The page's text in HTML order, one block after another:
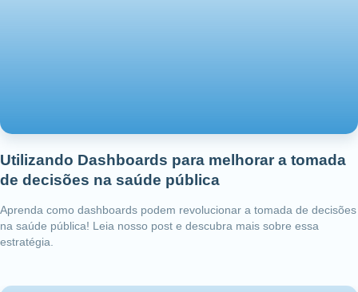
Utilizando Dashboards para melhorar a tomada
de decisões na saúde pública
Aprenda como dashboards podem revolucionar a tomada de decisões
na saúde pública! Leia nosso post e descubra mais sobre essa
estratégia.